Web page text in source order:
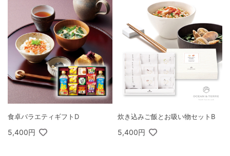
食卓バラエティギフトD
5,400円
炊き込みご飯とお吸い物セットB
5,400円